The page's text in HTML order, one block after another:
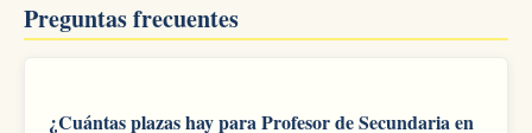
Preguntas frecuentes
¿Cuántas plazas hay para Profesor de Secundaria en